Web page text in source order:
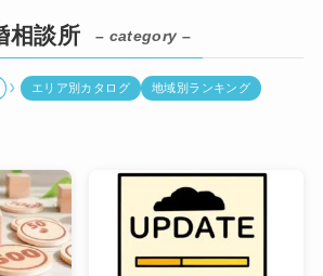
相談所 – category –
エリア別カタログ 地域別ランキング